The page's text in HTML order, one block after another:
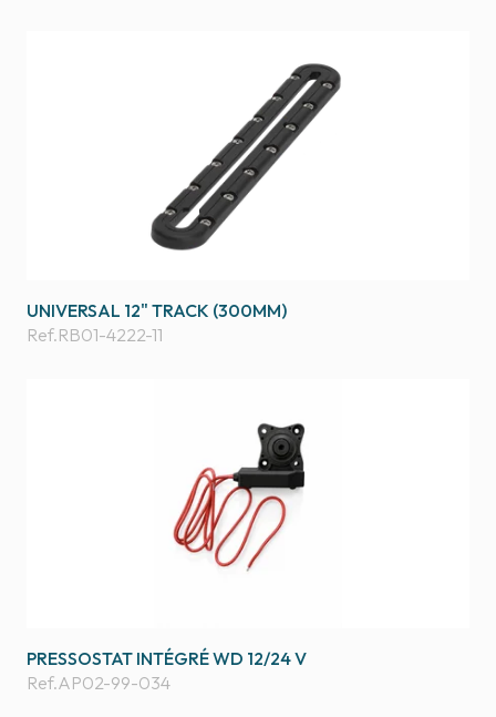
UNIVERSAL 12" TRACK (300MM)
Ref.RB01-4222-11
PRESSOSTAT INTÉGRÉ WD 12/24 V
Ref.AP02-99-034